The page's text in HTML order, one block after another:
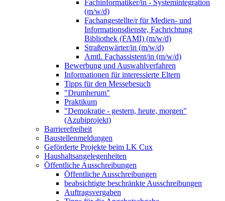
Fachinformatiker/in - Systemintegration
(m/w/d)
Fachangestellte/r für Medien- und
Informationsdienste, Fachrichtung
Bibliothek (FAMI) (m/w/d)
Straßenwärter/in (m/w/d)
Amtl. Fachassistent/in (m/w/d)
Bewerbung und Auswahlverfahren
Informationen für interessierte Eltern
Tipps für den Messebesuch
"Drumherum"
Praktikum
"Demokratie - gestern, heute, morgen"
(Azubiprojekt)
Barrierefreiheit
Baustellenmeldungen
Geförderte Projekte beim LK Cux
Haushaltsangelegenheiten
Öffentliche Ausschreibungen
Öffentliche Ausschreibungen
beabsichtigte beschränkte Ausschreibungen
Auftragsvergaben